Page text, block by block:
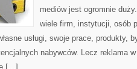
mediów jest ogromnie
wiele firm, instytucji, osób
usługi, swoje prace, produkty,
nabywców. Lecz reklama
[…]